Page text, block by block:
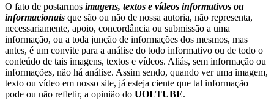
O fato de postarmos imagens, textos e vídeos informativos ou
informacionais que são ou não de nossa autoria, não representa,
necessariamente, apoio, concordância ou submissão a uma
informação, ou a toda junção de informações dos mesmos, mas
antes, é um convite para a análise do todo informativo ou de todo o
conteúdo de tais imagens, textos e vídeos. Aliás, sem informação ou
informações, não há análise. Assim sendo, quando ver uma imagem,
texto ou vídeo em nosso site, já esteja ciente que tal informação
pode ou não refletir, a opinião do UOLTUBE.